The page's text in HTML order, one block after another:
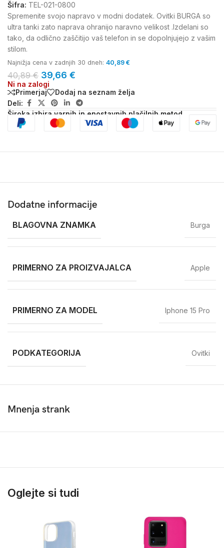
Šifra: TEL-021-0800
Spremenite svojo napravo v modni dodatek. Ovitki BURGA so
ultra tanki zato naprava ohranijo naravno velikost .Izdelani so
tako, da odlično zaščitijo vaš telefon in se dopolnjujejo z vašim
stilom.
Najnižja cena v zadnjih 30 dneh: 40,89 €
40,89€ 39,66 €
Ni na zalogi
Primerjaj
Dodaj na seznam želja
Deli:
Široka izbira varnih in enostavnih plačilnih metod
Dodatne informacije
BLAGOVNA ZNAMKA Burga
PRIMERNO ZA PROIZVAJALCA Apple
PRIMERNO ZA MODEL Iphone 15 Pro
PODKATEGORIJA Ovitki
Mnenja strank
Oglejte si tudi